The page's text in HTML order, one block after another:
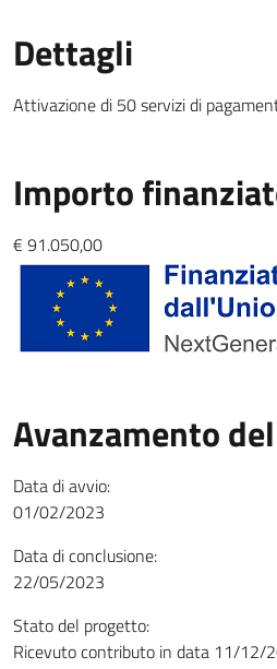
Dettagli
Attivazione di 50 servizi di
Importo
€ 91.050,00
Avanzamento
Data di avvio:
01/02/2023
Data di conclusione:
22/05/2023
Stato del progetto:
Ricevuto contributo in data 11/12/